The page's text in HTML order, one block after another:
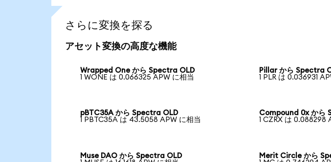
さらに変換を探る
アセット変換の高度な機能
Wrapped One から Spectra OLD
1 WONE は 0.066325 APW に相当
Pillar から Spectra
1 PLR は 0.036931
pBTC35A から Spectra OLD
1 PBTC35A は 43.5058 APW に相当
Compound 0x から
1 CZRX は 0.088298
Muse DAO から Spectra OLD
Merit Circle から